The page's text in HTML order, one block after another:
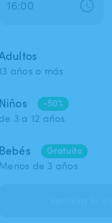
años o más
-50%
3 a 12 años
Gratuito
de 3 años